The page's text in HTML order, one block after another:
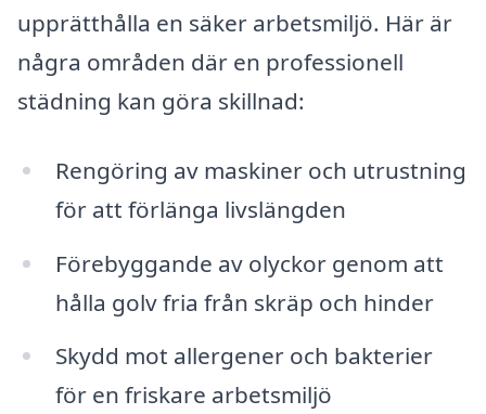
upprätthålla en säker arbetsmiljö. Här är
några områden där en professionell
städning kan göra skillnad:
Rengöring av maskiner och utrustning
för att förlänga livslängden
Förebyggande av olyckor genom att
hålla golv fria från skräp och hinder
Skydd mot allergener och bakterier
för en friskare arbetsmiljö